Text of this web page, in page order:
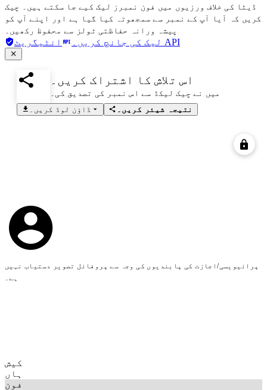
ڈیٹا کی خلاف ورزیوں میں فون نمبرز لیک کیے جا سکتے ہیں۔ چیک
کریں کہ آیا آپ کے نمبر سے سمجھوتہ کیا گیا ہے اور اپنے آپ کو
پیشہ ورانہ حفاظتی ٹولز سے محفوظ رکھیں۔
لیک کی جانچ کریں۔ انٹیگریٹ API
اس تلاش کا اشتراک کریں۔
میں نے چیک لیکڈ سے اس نمبر کی تصدیق کی۔
ڈاؤن لوڈ کریں۔
نتیجہ شیئر کریں۔
پرائیویسی/اجازت کی پابندیوں کی وجہ سے پروفائل تصویر دستیاب نہیں
ہے۔
کیش
ہاں
فون